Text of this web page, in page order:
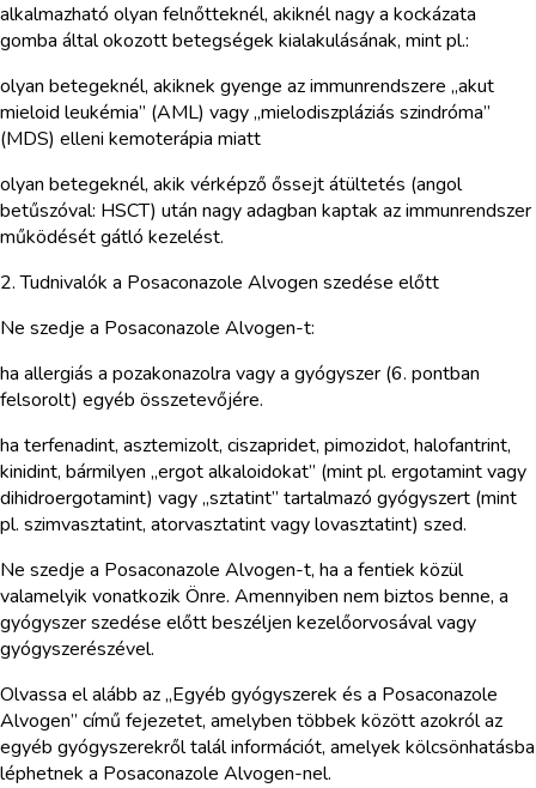
alkalmazható olyan felnőtteknél, akiknél nagy a kockázata
gomba által okozott betegségek kialakulásának, mint pl.:
olyan betegeknél, akiknek gyenge az immunrendszere „akut
mieloid leukémia” (AML) vagy „mielodiszpláziás szindróma”
(MDS) elleni kemoterápia miatt
olyan betegeknél, akik vérképző őssejt átültetés (angol
betűszóval: HSCT) után nagy adagban kaptak az immunrendszer
működését gátló kezelést.
2. Tudnivalók a Posaconazole Alvogen szedése előtt
Ne szedje a Posaconazole Alvogen-t:
ha allergiás a pozakonazolra vagy a gyógyszer (6. pontban
felsorolt) egyéb összetevőjére.
ha terfenadint, asztemizolt, ciszapridet, pimozidot, halofantrint,
kinidint, bármilyen „ergot alkaloidokat” (mint pl. ergotamint vagy
dihidroergotamint) vagy „sztatint” tartalmazó gyógyszert (mint
pl. szimvasztatint, atorvasztatint vagy lovasztatint) szed.
Ne szedje a Posaconazole Alvogen-t, ha a fentiek közül
valamelyik vonatkozik Önre. Amennyiben nem biztos benne, a
gyógyszer szedése előtt beszéljen kezelőorvosával vagy
gyógyszerészével.
Olvassa el alább az „Egyéb gyógyszerek és a Posaconazole
Alvogen” című fejezetet, amelyben többek között azokról az
egyéb gyógyszerekről talál információt, amelyek kölcsönhatásba
léphetnek a Posaconazole Alvogen-nel.